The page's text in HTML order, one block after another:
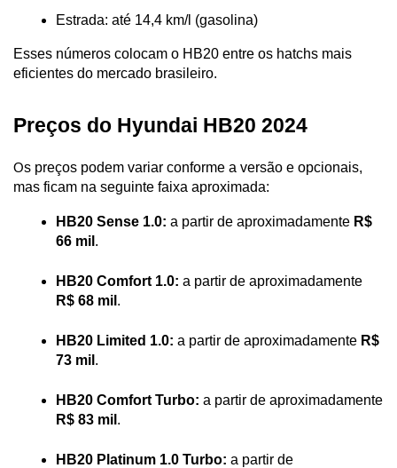
Estrada: até 14,4 km/l (gasolina)
Esses números colocam o HB20 entre os hatchs mais
eficientes do mercado brasileiro.
Preços do Hyundai HB20 2024
Os preços podem variar conforme a versão e opcionais,
mas ficam na seguinte faixa aproximada:
HB20 Sense 1.0: a partir de aproximadamente R$
66 mil .
HB20 Comfort 1.0:
R$ 68 mil .
HB20 Limited 1.0: a partir de aproximadamente R$
73 mil .
HB20 Comfort Turbo:
R$ 83 mil .
HB20 Platinum 1.0 Turbo: a partir de